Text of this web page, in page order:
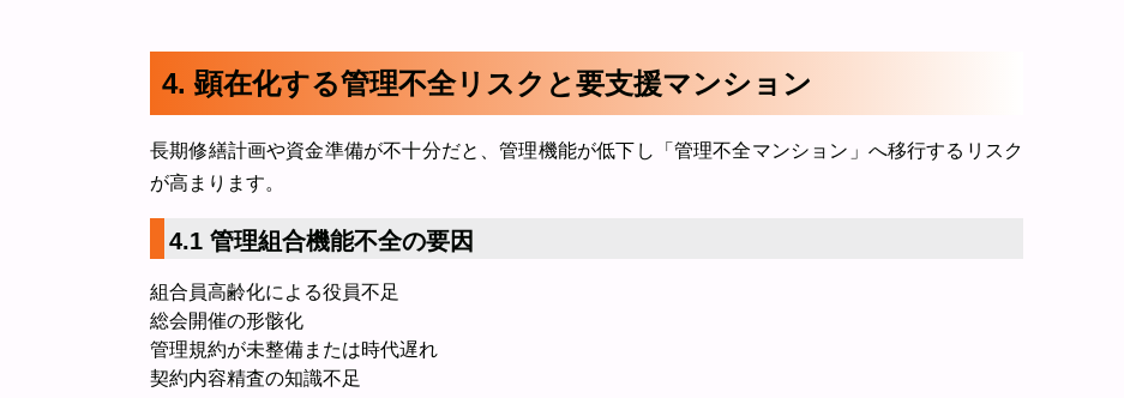
4. 顕在化する管理不全リスクと要支援マンション
長期修繕計画や資金準備が不十分だと、管理機能が低下し「管理不全マンション」へ移行するリスク
が高まります。
4.1 管理組合機能不全の要因
組合員高齢化による役員不足
総会開催の形骸化
管理規約が未整備または時代遅れ
契約内容精査の知識不足